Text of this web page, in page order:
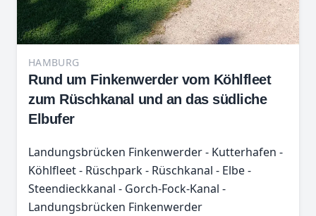
HAMBURG
Rund um Finkenwerder vom Köhlfleet
zum Rüschkanal und an das südliche
Elbufer
Landungsbrücken Finkenwerder - Kutterhafen -
Köhlfleet - Rüschpark - Rüschkanal - Elbe -
Steendieckkanal - Gorch-Fock-Kanal -
Landungsbrücken Finkenwerder